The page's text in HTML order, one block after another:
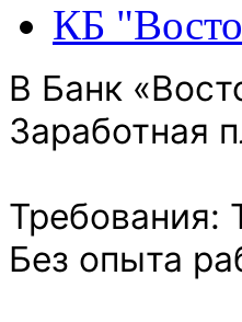
КБ
В Банк
Заработная
Требования:
Без опыта